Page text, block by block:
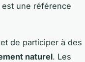
est une référence
et de participer à des
naturel. Les